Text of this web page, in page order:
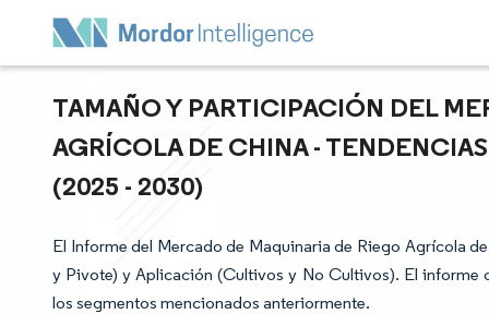
TAMAÑO Y PARTICIPACIÓN DEL
AGRÍCOLA DE CHINA -
(2025 - 2030)
El Informe del Mercado de Maquinaria de Riego Agrícola
y Pivote) y Aplicación (Cultivos y No Cultivos). El informe
los segmentos mencionados anteriormente.